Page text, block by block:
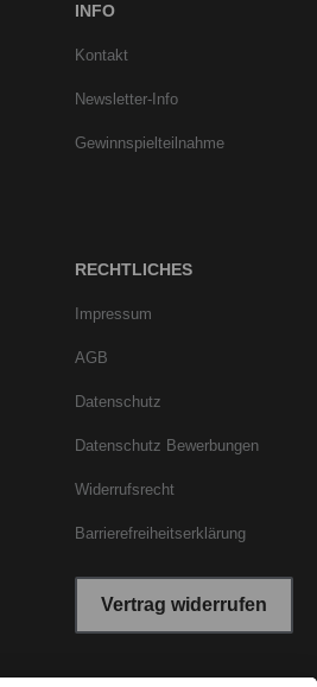
INFO
Kontakt
Newsletter-Info
Gewinnspielteilnahme
RECHTLICHES
Impressum
AGB
Datenschutz
Datenschutz Bewerbungen
Widerrufsrecht
Barrierefreiheitserklärung
Vertrag widerrufen